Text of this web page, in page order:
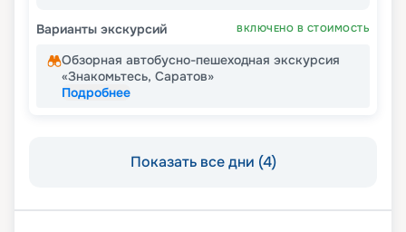
Варианты экскурсий ВКЛЮЧЕНО В СТОИМОСТЬ
Обзорная автобусно-пешеходная экскурсия
«Знакомьтесь, Саратов»
Подробнее
Показать все дни (4)